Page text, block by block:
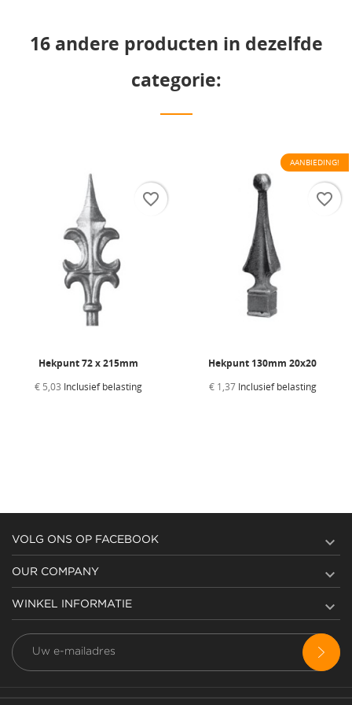
16 andere producten in dezelfde
categorie:
Hekpunt 72 x 215mm
€ 5,03 Inclusief belasting
favorite_border
AANBIEDING!
Hekpunt 130mm 20x20
€ 1,37Inclusief belasting
favorite_border
VOLG ONS OP FACEBOOK 
OUR COMPANY 
WINKEL INFORMATIE 